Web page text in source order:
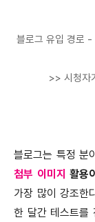
블로그 유입 경로 -
>> 시청자
블로그는 특정 분
첨부 이미지 활용
가장 많이 강조한
한 달간 테스트를